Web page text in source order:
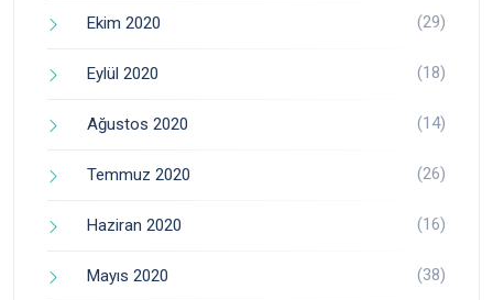
Ekim 2020 (29)
Eylül 2020 (18)
Ağustos 2020 (14)
Temmuz 2020 (26)
Haziran 2020 (16)
Mayıs 2020 (38)